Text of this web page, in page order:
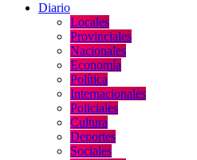
Diario
Locales
Provinciales
Nacionales
Economía
Política
Internacionales
Policiales
Cultura
Deportes
Sociales